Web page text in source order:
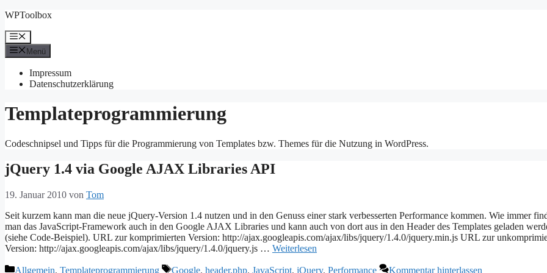
Zum
springen
WPToolbox
Menü
Menü
Impressum
Datenschutzerklärung
Templateprogrammierung
Codeschnipsel und Tipps für die Programmierung von Templates bzw. Themes für die Nutzung in WordPress.
jQuery 1.4 via Google AJAX Libraries API
19. Januar 2010 von Tom
Seit kurzem kann man die neue jQuery-Version 1.4 nutzen und in den Genuss einer stark verbesserten Performance kommen. Wie immer
man das JavaScript-Framework auch in den Google AJAX Libraries und kann auch von dort aus in den Header des Templates geladen
(siehe Code-Beispiel). URL zur komprimierten Version: http://ajax.googleapis.com/ajax/libs/jquery/1.4.0/jquery.min.js URL zur
Version: http://ajax.googleapis.com/ajax/libs/jquery/1.4.0/jquery.js … Weiterlesen
Kategorien
Allgemein, Templateprogrammierung Schlagwörter
Google, header.php, JavaScript, jQuery, Performance Kommentar hinterlassen